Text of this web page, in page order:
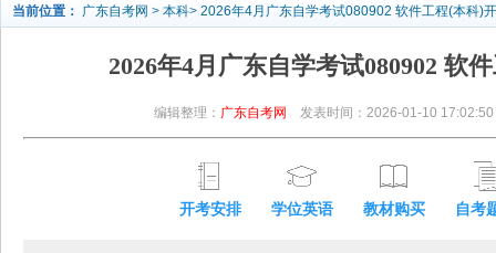
当前位置： 广东自考网 > 本科> 2026年4月广东自学考试080902 软件工程(本科)
2026年4月广东自学考试080902 软
编辑整理： 广东自考网 发表时间：2026-01-10 17:02:50
开考安排 学位英语 教材购买 自考